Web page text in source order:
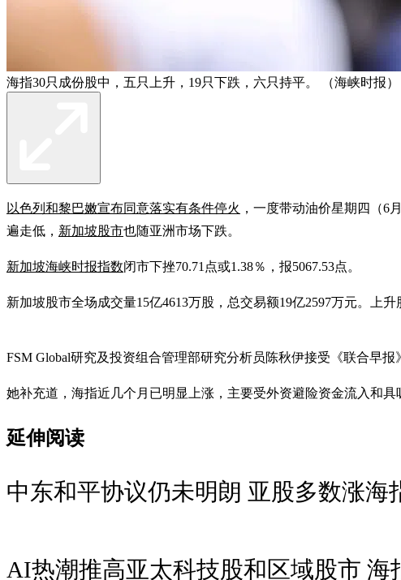
海指30只成份股中，五只上升，19只下跌，六只持平。 （海峡时报）
以色列和黎巴嫩宣布同意落实有条件停火 ，一度带动油价星期四（6
遍走低， 新加坡股市也随亚洲市场下跌。
新加坡海峡时报指数闭市下挫70.71点或1.38％，报5067.53点。
新加坡股市全场成交量15亿4613万股，总交易额19亿2597万元。上升
FSM Global研究及投资组合管理部研究分析员陈秋伊接受《联合早
她补充道，海指近几个月已明显上涨，主要受外资避险资金流入和
延伸阅读
中东和平协议仍未明朗 亚股多数涨海
AI热潮推高亚太科技股和区域股市 海